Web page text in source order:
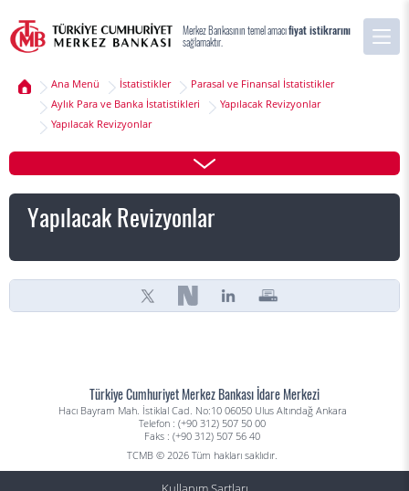
Merkez Bankasının temel amacıfiyat istikrarını
sağlamaktır.
Ana Menü İstatistikler
Parasal ve Finansal İstatistikler
Aylık Para ve Banka İstatistikleri
Yapılacak Revizyonlar
Yapılacak Revizyonlar
Yapılacak Revizyonlar
Türkiye Cumhuriyet Merkez Bankası İdare Merkezi
Hacı Bayram Mah. İstiklal Cad. No:10 06050 Ulus Altındağ Ankara
Telefon : (+90 312) 507 50 00
Faks : (+90 312) 507 56 40
TCMB © 2026 Tüm hakları saklıdır.